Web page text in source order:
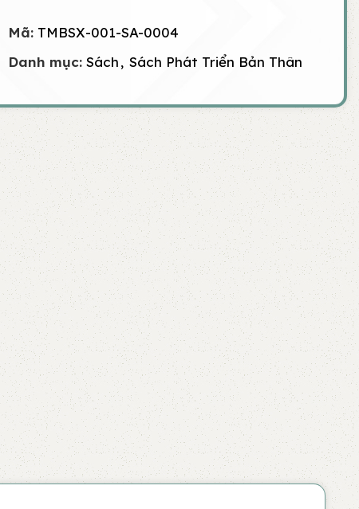
Mã: TMBSX-001-SA-0004
Danh mục: Sách, Sách Phát Triển Bản Thân